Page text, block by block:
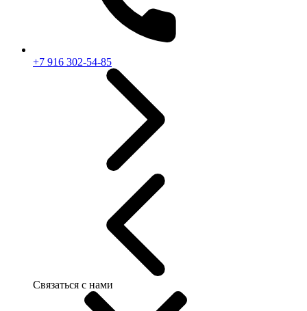
+7 916 302-54-85
Связаться с нами